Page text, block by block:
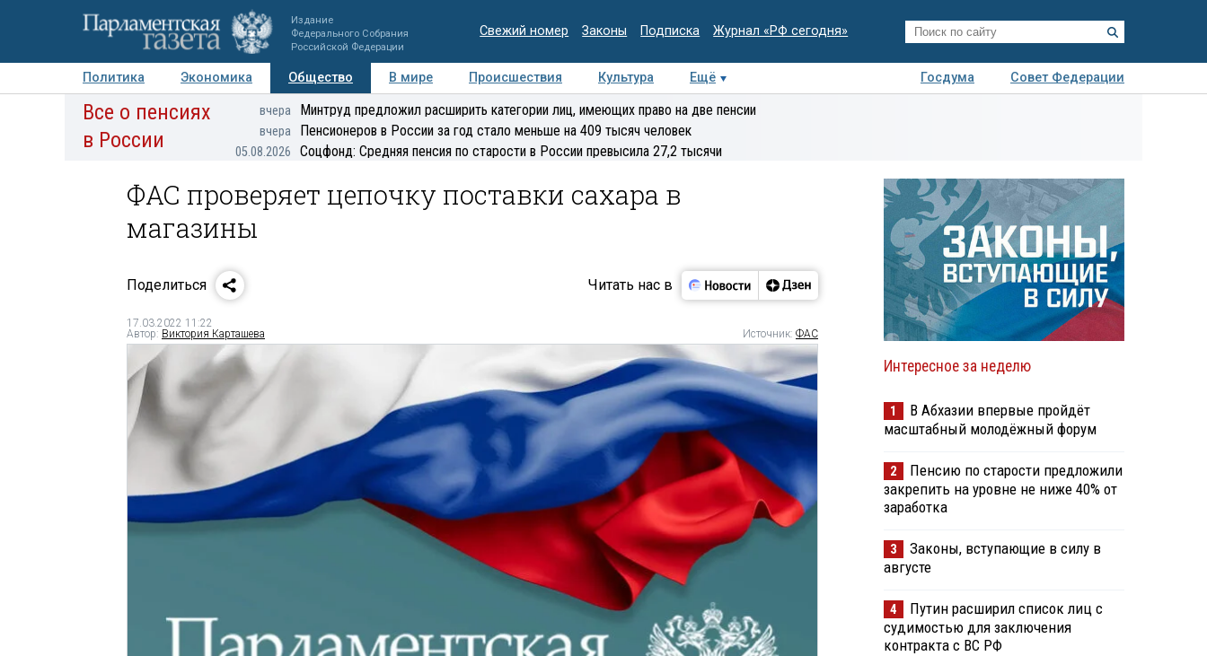
Издание
Федерального Собрания
Российской Федерации
Свежий номер Законы Подписка Журнал «РФ сегодня»
Политика Экономика Общество В мире Происшествия Культура Ещё Госдума
Совет Федерации
Авторы Персоны Мнения Регионы Медиацентр Интервью Колумнисты
Деловая
Все о пенсиях
в России
вчера Минтруд предложил расширить категории лиц, имеющих право на две пенсии
вчера Пенсионеров в России за год стало меньше на 409 тысяч человек
05.08.2026 Соцфонд: Средняя пенсия по старости в России превысила 27,2 тысячи
ФАС проверяет цепочку поставки сахара в
магазины
Поделиться Читать нас в
17.03.2022 11:22
Автор: Виктория Карташева Источник: ФАС
Интересное за неделю
1
В Абхазии впервые пройдёт
масштабный молодёжный форум
2
Пенсию по старости предложили
закрепить на уровне не ниже 40% от
заработка
3
Законы, вступающие в силу в
августе
4
Путин расширил список лиц с
судимостью для заключения
контракта с ВС РФ